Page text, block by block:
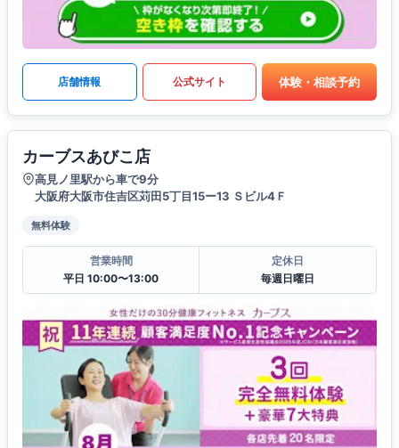
店舗情報 公式サイト 体験・相談予約
カーブスあびこ店
高見ノ里駅から車で9分
大阪府大阪市住吉区苅田5丁目15ー13 Ｓビル4Ｆ
無料体験
営業時間
平日 10:00〜13:00
定休日
毎週日曜日